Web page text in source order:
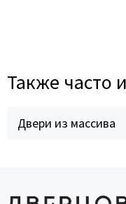
Также часто
Двери из массива